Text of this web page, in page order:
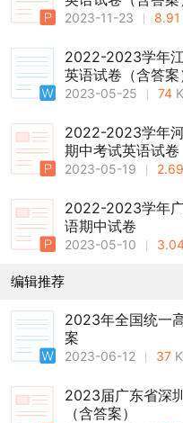
2023-11-23 8.91
2022-2023学年
英语试卷（含答案
2023-05-25 74
2022-2023学年
期中考试英语试卷
2023-05-19 2.69
2022-2023学年
语期中试卷
2023-05-10
编辑推荐
2023年全国统一
案
2023-06-12 37
2023届广东省深
（含答案）